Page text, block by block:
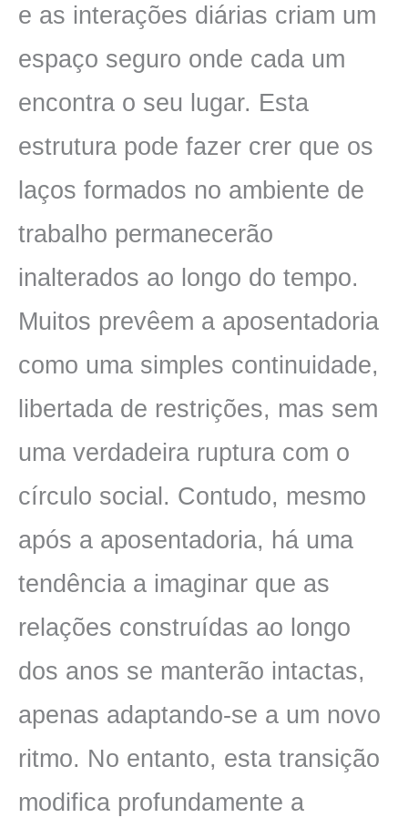
e as interações diárias criam um
espaço seguro onde cada um
encontra o seu lugar. Esta
estrutura pode fazer crer que os
laços formados no ambiente de
trabalho permanecerão
inalterados ao longo do tempo.
Muitos prevêem a aposentadoria
como uma simples continuidade,
libertada de restrições, mas sem
uma verdadeira ruptura com o
círculo social. Contudo, mesmo
após a aposentadoria, há uma
tendência a imaginar que as
relações construídas ao longo
dos anos se manterão intactas,
apenas adaptando-se a um novo
ritmo. No entanto, esta transição
modifica profundamente a